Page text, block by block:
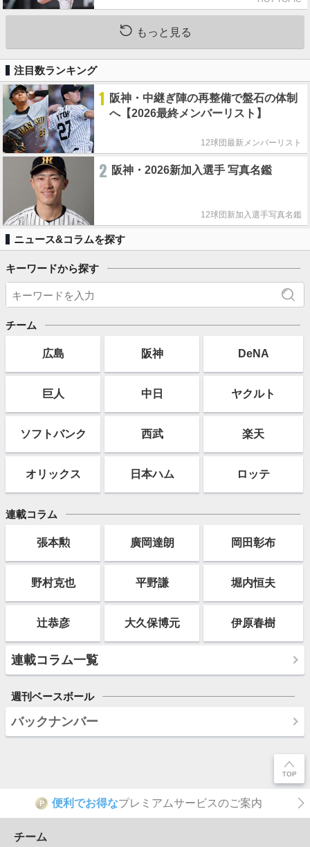
もっと見る
注目数ランキング
1 阪神・中継ぎ陣の再整備で盤石の体制
へ【2026最終メンバーリスト】
12球団最新メンバーリスト
2 阪神・2026新加入選手 写真名鑑
12球団新加入選手写真名鑑
ニュース&コラムを探す
キーワードから探す
チーム
広島 阪神 DeNA
巨人 中日 ヤクルト
ソフトバンク 西武 楽天
オリックス 日本ハム ロッテ
連載コラム
張本勲 廣岡達朗 岡田彰布
野村克也 平野謙 堀内恒夫
辻恭彦 大久保博元 伊原春樹
連載コラム一覧
週刊ベースボール
バックナンバー
P 便利でお得なプレミアムサービスのご案内
チーム